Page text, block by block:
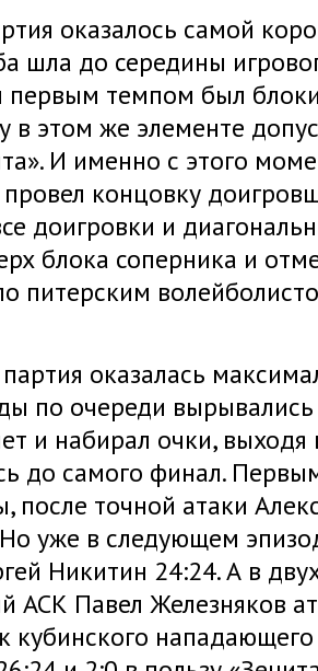
оказалось самой
шла до середины
первым темпом был
в этом же элементе
И именно с этого
концовку
доигровки и
блока соперника и
питерским
оказалась
по очереди
и набирал очки,
до самого финал.
после точной атаки
уже в следующем
Никитин 24:24. А в
АСК Павел Железняков
кубинского